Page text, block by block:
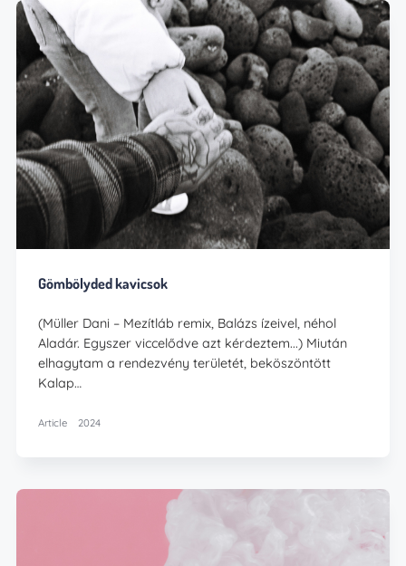
Gömbölyded kavicsok
(Müller Dani – Mezítláb remix, Balázs ízeivel, néhol
Aladár. Egyszer viccelődve azt kérdeztem...) Miután
elhagytam a rendezvény területét, beköszöntött
Kalap…
Article 2024